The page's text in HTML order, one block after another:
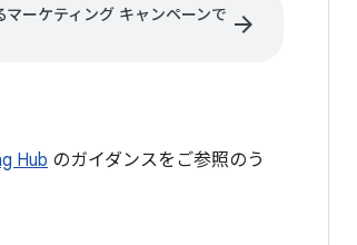
ーケティング キャンペーンで arrow_forward
Hub のガイダンスをご参照のう